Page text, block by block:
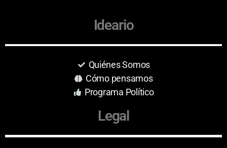
Ideario
Quiénes Somos
Cómo pensamos
Programa Político
Legal